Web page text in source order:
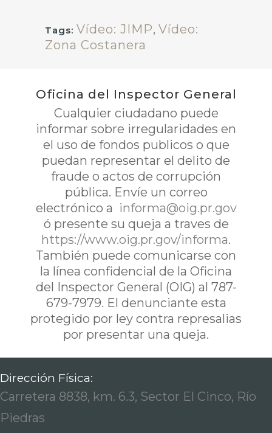
Tags: Vídeo: JIMP, Vídeo:
Zona Costanera
Oficina del Inspector General
Cualquier ciudadano puede
informar sobre irregularidades en
el uso de fondos publicos o que
puedan representar el delito de
fraude o actos de corrupción
pública. Envíe un correo
electrónico a informa@oig.pr.gov
ó presente su queja a traves de
https://www.oig.pr.gov/informa.
También puede comunicarse con
la línea confidencial de la Oficina
del Inspector General (OIG) al 787-
679-7979. El denunciante esta
protegido por ley contra represalias
por presentar una queja.
Dirección Física:
Carretera 8838, km. 6.3, Sector El Cinco, Río
Piedras